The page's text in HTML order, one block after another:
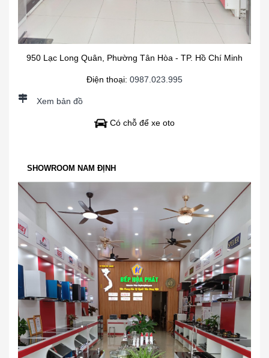
950 Lạc Long Quân, Phường Tân Hòa - TP. Hồ Chí Minh
Điện thoại: 0987.023.995
Xem bản đồ
Có chỗ để xe oto
SHOWROOM NAM ĐỊNH